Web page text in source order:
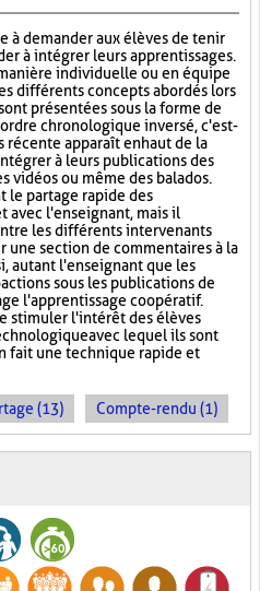
à demander aux élèves de tenir
à intégrer leurs apprentissages.
individuelle ou en équipe
différents concepts abordés lors
présentées sous la forme de
chronologique inversé, c'est-
apparaît en haut de la
à leurs publications des
vidéos ou même des balados.
le partage rapide des
avec l'enseignant, mais il
les différents intervenants
une section de commentaires à la
autant l'enseignant que les
sous les publications de
l'apprentissage coopératif.
stimuler l'intérêt des élèves
avec lequel ils sont
fait une technique rapide et
(13) Compte-rendu (1)